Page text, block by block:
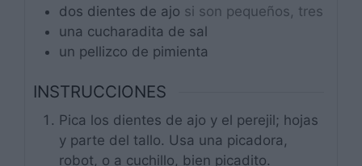
dos dientes de ajo si son pequeños, tres
una cucharadita de sal
un pellizco de pimienta
INSTRUCCIONES
Pica los dientes de ajo y el perejil; hojas
y parte del tallo. Usa una picadora,
robot, o a cuchillo, bien picadito.